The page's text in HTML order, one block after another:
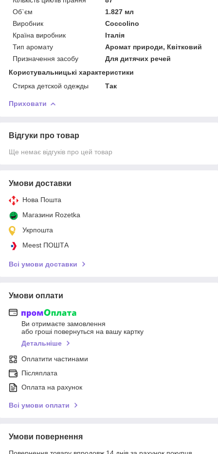
Об`єм
1.827 мл
Виробник
Coccolino
Країна виробник
Італія
Тип аромату
Аромат природи, Квітковий
Призначення засобу
Для дитячих речей
Користувальницькі характеристики
Стирка детской одежды
Так
Приховати
Відгуки про товар
Ще немає відгуків про цей товар
Умови доставки
Нова Пошта
Магазини Rozetka
Укрпошта
Meest ПОШТА
Всі умови доставки
Умови оплати
Ви отримаєте замовлення
або гроші повернуться на вашу картку
Детальніше
Оплатити частинами
Післяплата
Оплата на рахунок
Всі умови оплати
Умови повернення